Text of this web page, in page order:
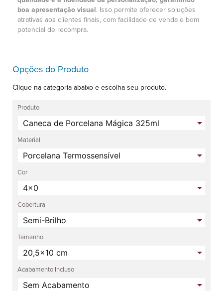
boa apresentação visual . Isso permite oferecer soluções
atrativas aos clientes finais, com facilidade de venda e bom
potencial de recompra.
Opções do Produto
Clique na categoria abaixo e escolha seu produto.
Produto
Material
Cor
Cobertura
Tamanho
Acabamento Incluso